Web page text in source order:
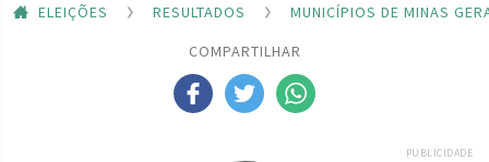
ELEIÇÕES RESULTADOS
MUNICÍPIOS DE MINAS
COMPARTILHAR
PUBLICIDADE